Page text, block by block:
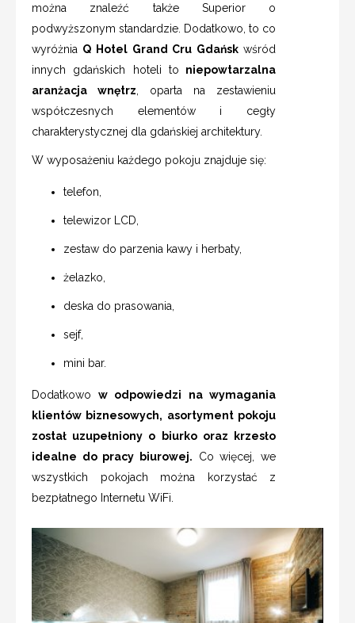
można znaleźć także Superior o
podwyższonym standardzie. Dodatkowo, to co
wyróżnia Q Hotel Grand Cru Gdańsk wśród
innych gdańskich hoteli to niepowtarzalna
aranżacja wnętrz , oparta na zestawieniu
współczesnych elementów i cegły
charakterystycznej dla gdańskiej architektury.
W wyposażeniu każdego pokoju znajduje się:
telefon,
telewizor LCD,
zestaw do parzenia kawy i herbaty,
żelazko,
deska do prasowania,
sejf,
mini bar.
Dodatkowo w odpowiedzi na wymagania
klientów biznesowych, asortyment pokoju
został uzupełniony o biurko oraz krzesło
idealne do pracy biurowej. Co więcej, we
wszystkich pokojach można korzystać z
bezpłatnego Internetu WiFi.